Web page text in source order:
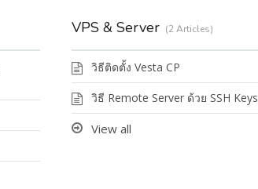
VPS & Server 2 Articles
วิธีติดตั้ง Vesta CP
วิธี Remote Server ด้วย SSH Keys
View all